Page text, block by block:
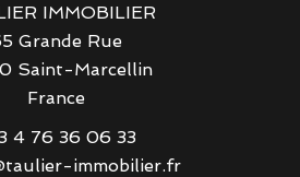
IMMOBILIER
Grande Rue
Saint-Marcellin
France
4 76 36 06 33
immobilier.fr